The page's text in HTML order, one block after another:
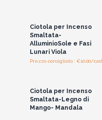
Ciotola per Incenso
Smaltata-
AlluminioSole e Fasi
Lunari Viola
Prezzo consigliato : €10.00/cad
Ciotola per Incenso
Smaltata-Legno di
Mango- Mandala